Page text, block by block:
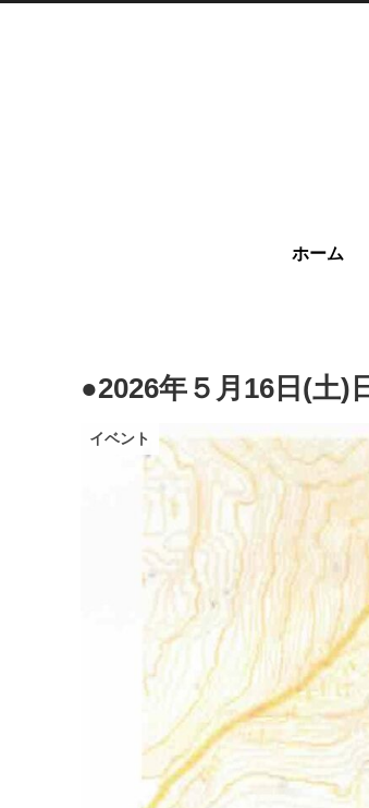
ホーム
●2026年５月16日(土)
イベント